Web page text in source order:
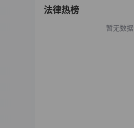
法律热榜
暂无数据